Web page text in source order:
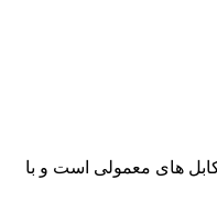
از کابل های معمولی است و با